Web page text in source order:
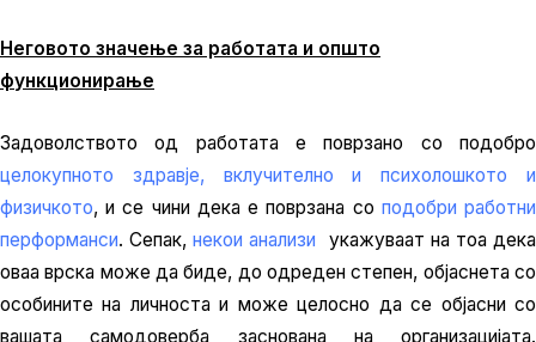
Неговото значење за работата и општо
функционирање
Задоволството од работата е поврзано со подобро
целокупното здравје, вклучително и психолошкото и
физичкото, и се чини дека е поврзана со подобри работни
перформанси. Сепак,некои анализи укажуваат на тоа дека
оваа врска може да биде, до одреден степен, објаснета со
особините на личноста и може целосно да се објасни со
вашата самодоверба заснована на организацијата.